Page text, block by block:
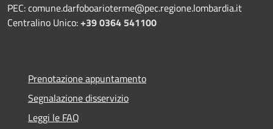
PEC: comune.darfoboarioterme@pec.regione.lombardia.it
Centralino Unico:+39 0364 541100
Prenotazione appuntamento
Segnalazione disservizio
Leggi le FAQ